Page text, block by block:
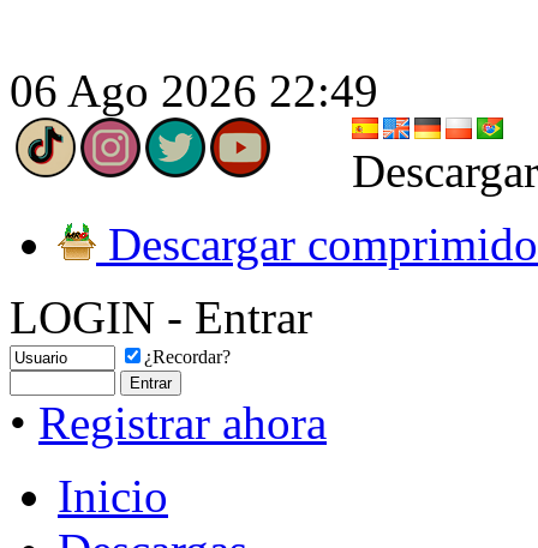
06 Ago 2026 22:49
Descargar
LOGIN - Entrar
¿Recordar?
• Registrar ahora
Inicio